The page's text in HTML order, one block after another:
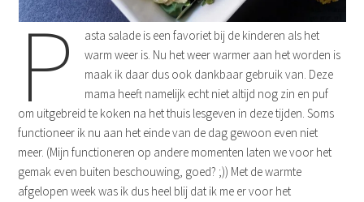
P
asta salade is een favoriet bij de kinderen als het
warm weer is. Nu het weer warmer aan het worden is
maak ik daar dus ook dankbaar gebruik van. Deze
mama heeft namelijk echt niet altijd nog zin en puf
om uitgebreid te koken na het thuis lesgeven in deze tijden. Soms
functioneer ik nu aan het einde van de dag gewoon even niet
meer. (Mijn functioneren op andere momenten laten we voor het
gemak even buiten beschouwing, goed? ;)) Met de warmte
afgelopen week was ik dus heel blij dat ik me er voor het